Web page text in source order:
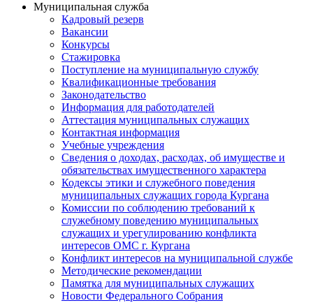
Муниципальная служба
Кадровый резерв
Вакансии
Конкурсы
Стажировка
Поступление на муниципальную службу
Квалификационные требования
Законодательство
Информация для работодателей
Аттестация муниципальных служащих
Контактная информация
Учебные учреждения
Сведения о доходах, расходах, об имуществе и
обязательствах имущественного характера
Кодексы этики и служебного поведения
муниципальных служащих города Кургана
Комиссии по соблюдению требований к
служебному поведению муниципальных
служащих и урегулированию конфликта
интересов ОМС г. Кургана
Конфликт интересов на муниципальной службе
Методические рекомендации
Памятка для муниципальных служащих
Новости Федерального Cобрания